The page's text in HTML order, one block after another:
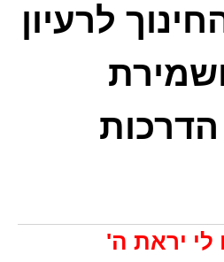
לרעיון
הדרכות
לי יראת ה'